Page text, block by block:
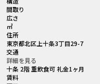
間取り
広さ
㎡
住所
東京都北区上十条3丁目29-7
交通
詳細を見る
十条 2階 重飲食可 礼金1ヶ月
賃料